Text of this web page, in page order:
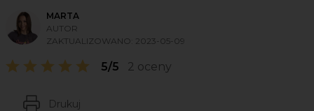
MARTA
AUTOR
ZAKTUALIZOWANO: 2023-05-09
5/5 2 oceny
Drukuj